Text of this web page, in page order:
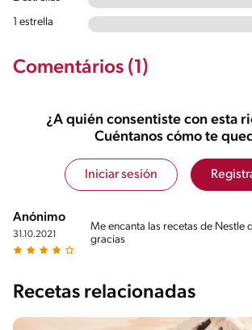
1 estrella
Comentários (1)
¿A quién consentiste con esta
Cuéntanos cómo te
Iniciar sesión
Anónimo
31.10.2021
Me encanta las recetas de Nestle
gracias
Recetas relacionadas